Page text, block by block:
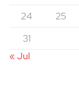
24
25
31
« Jul